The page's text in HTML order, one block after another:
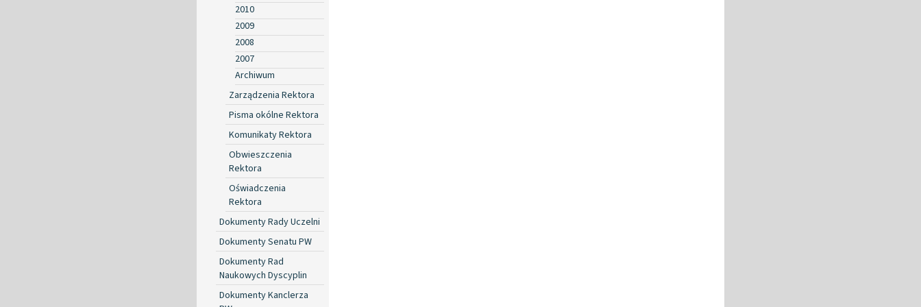
2010
2009
2008
2007
Archiwum
Zarządzenia Rektora
Pisma okólne Rektora
Komunikaty Rektora
Obwieszczenia
Rektora
Oświadczenia
Rektora
Dokumenty Rady Uczelni
Dokumenty Senatu PW
Dokumenty Rad
Naukowych Dyscyplin
Dokumenty Kanclerza